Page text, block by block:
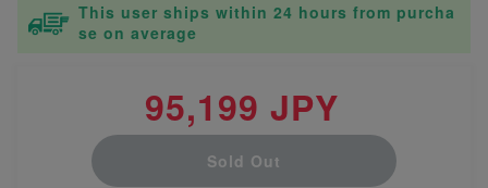
This user ships within 24 hours from purcha
se on average
95,199 JPY
Sold Out